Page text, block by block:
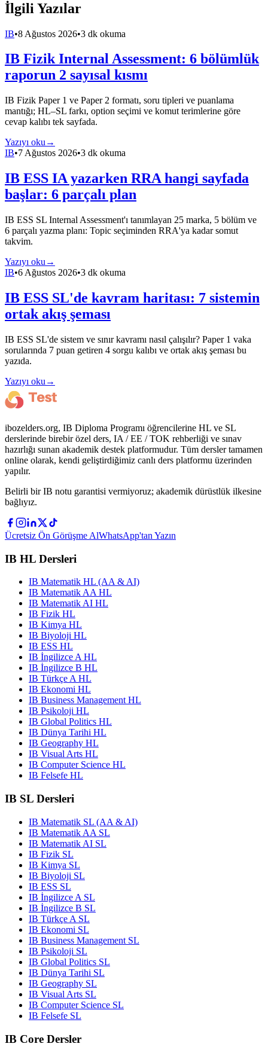
İlgili Yazılar
IB•8 Ağustos 2026•3 dk okuma
IB Fizik Internal Assessment: 6 bölümlük
raporun 2 sayısal kısmı
IB Fizik Paper 1 ve Paper 2 formatı, soru tipleri ve puanlama
mantığı; HL–SL farkı, option seçimi ve komut terimlerine göre
cevap kalıbı tek sayfada.
Yazıyı oku →
IB•7 Ağustos 2026•3 dk okuma
IB ESS IA yazarken RRA hangi sayfada
başlar: 6 parçalı plan
IB ESS SL Internal Assessment'ı tanımlayan 25 marka, 5 bölüm ve
6 parçalı yazma planı: Topic seçiminden RRA'ya kadar somut
takvim.
Yazıyı oku →
IB•6 Ağustos 2026•3 dk okuma
IB ESS SL'de kavram haritası: 7 sistemin
ortak akış şeması
IB ESS SL'de sistem ve sınır kavramı nasıl çalışılır? Paper 1 vaka
sorularında 7 puan getiren 4 sorgu kalıbı ve ortak akış şeması bu
yazıda.
Yazıyı oku →
ibozelders.org, IB Diploma Programı öğrencilerine HL ve SL
derslerinde birebir özel ders, IA / EE / TOK rehberliği ve sınav
hazırlığı sunan akademik destek platformudur. Tüm dersler tamamen
online olarak, kendi geliştirdiğimiz canlı ders platformu üzerinden
yapılır.
Belirli bir IB notu garantisi vermiyoruz; akademik dürüstlük ilkesine
bağlıyız.
Ücretsiz Ön Görüşme AlWhatsApp'tan Yazın
IB HL Dersleri
IB Matematik HL (AA & AI)
IB Matematik AA HL
IB Matematik AI HL
IB Fizik HL
IB Kimya HL
IB Biyoloji HL
IB ESS HL
IB İngilizce A HL
IB İngilizce B HL
IB Türkçe A HL
IB Ekonomi HL
IB Business Management HL
IB Psikoloji HL
IB Global Politics HL
IB Dünya Tarihi HL
IB Geography HL
IB Visual Arts HL
IB Computer Science HL
IB Felsefe HL
IB SL Dersleri
IB Matematik SL (AA & AI)
IB Matematik AA SL
IB Matematik AI SL
IB Fizik SL
IB Kimya SL
IB Biyoloji SL
IB ESS SL
IB İngilizce A SL
IB İngilizce B SL
IB Türkçe A SL
IB Ekonomi SL
IB Business Management SL
IB Psikoloji SL
IB Global Politics SL
IB Dünya Tarihi SL
IB Geography SL
IB Visual Arts SL
IB Computer Science SL
IB Felsefe SL
IB Core Dersler